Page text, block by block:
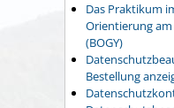
Das Praktikum
Orientierung
(BOGY)
Bestellung